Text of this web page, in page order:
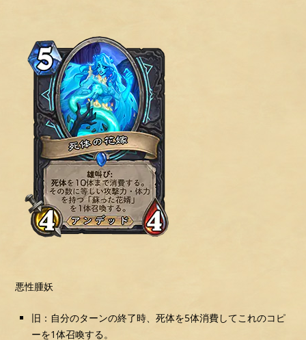
悪性腫妖
旧：自分のターンの終了時、死体を5体消費してこれのコピ
ーを1体召喚する。